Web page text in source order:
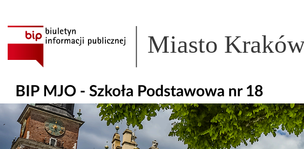
Miasto
BIP MJO - Szkoła Podstawowa nr 18